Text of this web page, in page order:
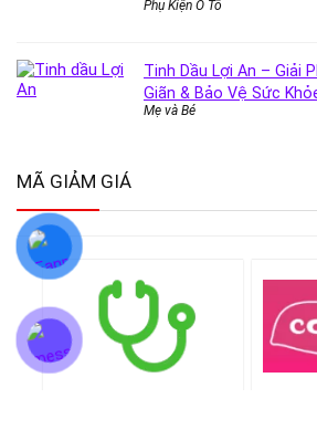
Phụ Kiện Ô Tô
Tinh Dầu Lợi An – Giải
Giãn & Bảo Vệ Sức
Mẹ và Bé
MÃ GIẢM GIÁ